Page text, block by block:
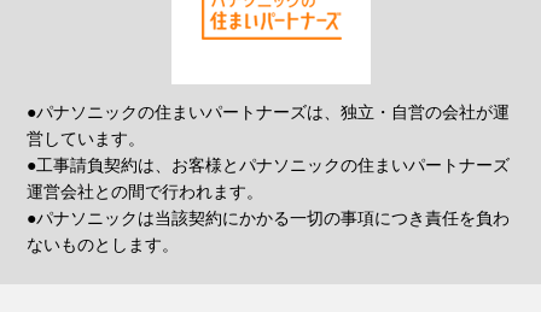
●パナソニックの住まいパートナーズは、独立・自営の会社が運
営しています。
●工事請負契約は、お客様とパナソニックの住まいパートナーズ
運営会社との間で行われます。
●パナソニックは当該契約にかかる一切の事項につき責任を負わ
ないものとします。